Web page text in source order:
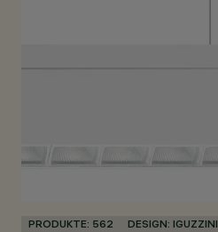
PRODUKTE: 562 DESIGN: IGUZZINI